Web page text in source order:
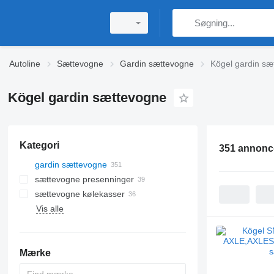
Autoline Sættevogne Gardin sættevogne Kögel gardin
Kögel gardin sættevogne
Kategori
gardin sættevogne
sættevogne presenninger
sættevogne kølekasser
Vis alle
Mærke
351